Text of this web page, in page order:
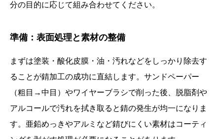
分の目的に応じて組み合わせてください。
準備：表面処理と素材の整備
まずは塗装・酸化皮膜・油・汚れなどをしっかり除去す
ることが錆加工の成功に直結します。サンドペーパー
（粗目→中目）やワイヤーブラシで削った後、脱脂剤や
アルコールで汚れを拭き取ると錆の発生が均一になりま
す。亜鉛めっきやアルミなど錆びにくい素材はコーティ